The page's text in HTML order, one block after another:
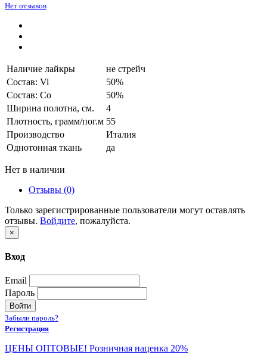
Нет отзывов
Наличие лайкры
не стрейч
Состав: Vi
50%
Состав: Co
50%
Ширина полотна, см.
4
Плотность, грамм/пог.м 55
Производство
Италия
Однотонная ткань
да
Нет в наличии
Отзывы (0)
Только зарегистрированные пользователи могут оставлять
отзывы. Войдите, пожалуйста.
×
Вход
Email
Пароль
Войти
Забыли пароль?
Регистрация
ЦЕНЫ ОПТОВЫЕ! Розничная наценка 20%